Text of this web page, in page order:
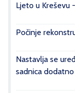
Ljeto u Kreševu
Počinje
Nastavlja se
sadnica